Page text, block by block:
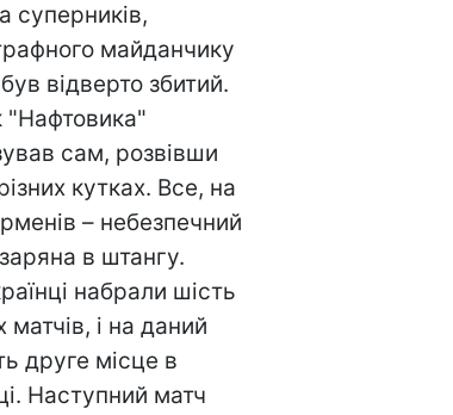
суперників,
майданчику
відверто збитий.
"Нафтовика"
сам, розвівши
кутках. Все, на
– небезпечний
в штангу.
набрали шість
матчів, і на даний
друге місце в
Наступний матч